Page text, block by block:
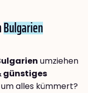
Bulgarien
umziehen
günstiges
um alles kümmert?